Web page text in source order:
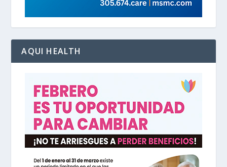
AQUI HEALTH